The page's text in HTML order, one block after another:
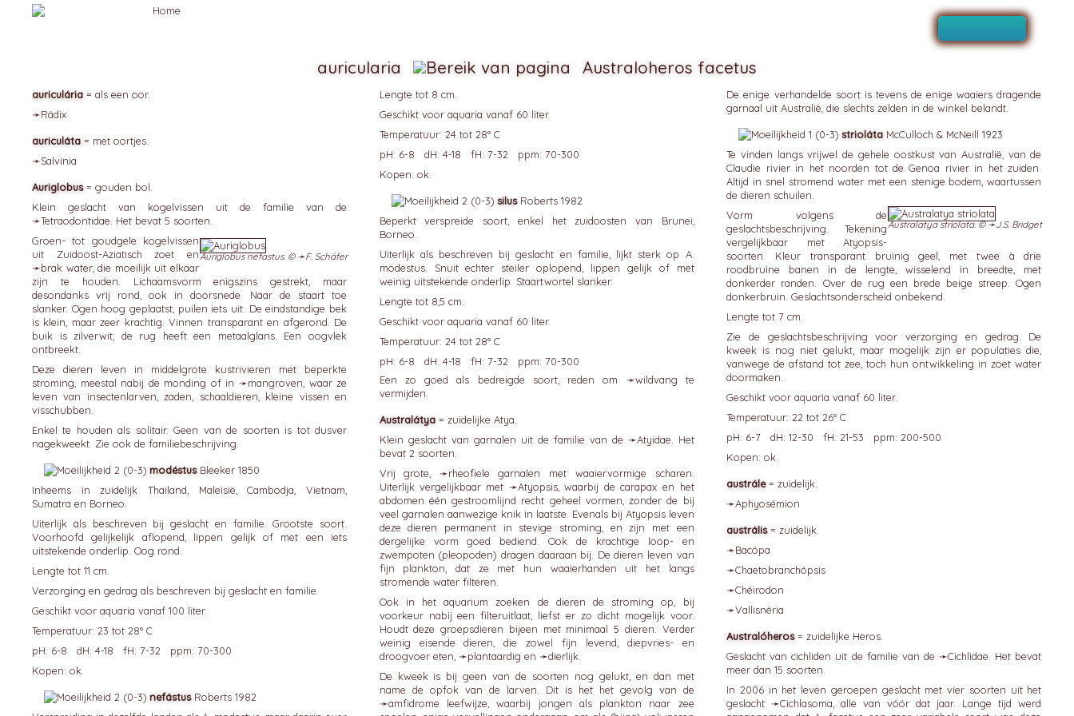
auricularia Australoheros facetus
auriculária = als een oor.
➛Rádix
auriculáta = met oortjes.
➛Salvínia
Auriglobus = gouden bol.
Klein geslacht van kogelvissen uit de familie van de
➛Tetraodontidae . Het bevat 5 soorten.
Auriglobus nefastus. © ➛F. Schäfer
Groen- tot goudgele kogelvissen
uit Zuidoost-Aziatisch zoet en
➛brak water, die moeilijk uit elkaar
zijn te houden. Lichaamsvorm enigszins gestrekt, maar
desondanks vrij rond, ook in doorsnede. Naar de staart toe
slanker. Ogen hoog geplaatst, puilen iets uit. De eindstandige bek
is klein, maar zeer krachtig. Vinnen transparant en afgerond. De
buik is zilverwit, de rug heeft een metaalglans. Een oogvlek
ontbreekt.
Deze dieren leven in middelgrote kustrivieren met beperkte
stroming, meestal nabij de monding of in ➛mangroven , waar ze
leven van insectenlarven, zaden, schaaldieren, kleine vissen en
visschubben.
Enkel te houden als solitair. Geen van de soorten is tot dusver
nagekweekt. Zie ook de familiebeschrijving.
modéstusBleeker 1850
Inheems in zuidelijk Thailand, Maleisië, Cambodja, Vietnam,
Sumatra en Borneo.
Uiterlijk als beschreven bij geslacht en familie. Grootste soort.
Voorhoofd gelijkelijk aflopend, lippen gelijk of met een iets
uitstekende onderlip. Oog rond.
Lengte tot 11 cm.
Verzorging en gedrag als beschreven bij geslacht en familie.
Geschikt voor aquaria vanaf 100 liter.
Temperatuur: 23 tot 28° C
pH: 6-8 dH: 4-18 fH: 7-32 ppm: 70-300
Kopen: ok.
nefástusRoberts 1982
Lengte tot 8 cm.
Geschikt voor aquaria vanaf 60 liter.
Temperatuur: 24 tot 28° C
pH: 6-8 dH: 4-18 fH: 7-32 ppm: 70-300
Kopen: ok.
silusRoberts 1982
Beperkt verspreide soort, enkel het zuidoosten van Brunei,
Borneo.
Uiterlijk als beschreven bij geslacht en familie, lijkt sterk op A.
modestus. Snuit echter steiler oplopend, lippen gelijk of met
weinig uitstekende onderlip. Staartwortel slanker.
Lengte tot 8,5 cm.
Geschikt voor aquaria vanaf 60 liter.
Temperatuur: 24 tot 28° C
pH: 6-8 dH: 4-18 fH: 7-32 ppm: 70-300
Een zo goed als bedreigde soort, reden om ➛wildvang te
vermijden.
Australátya = zuidelijke Atya.
Klein geslacht van garnalen uit de familie van de ➛Atyidae . Het
bevat 2 soorten.
Vrij grote, ➛rheofiele garnalen met waaiervormige scharen.
Uiterlijk vergelijkbaar met ➛Atyopsis, waarbij de carapax en het
abdomen één gestroomlijnd recht geheel vormen, zonder de bij
veel garnalen aanwezige knik in laatste. Evenals bij Atyopsis leven
deze dieren permanent in stevige stroming, en zijn met een
dergelijke vorm goed bediend. Ook de krachtige loop- en
zwempoten (pleopoden) dragen daaraan bij. De dieren leven van
fijn plankton, dat ze met hun waaierhanden uit het langs
stromende water filteren.
Ook in het aquarium zoeken de dieren de stroming op, bij
voorkeur nabij een filteruitlaat, liefst er zo dicht mogelijk voor.
Houdt deze groepsdieren bijeen met minimaal 5 dieren. Verder
weinig eisende dieren, die zowel fijn levend, diepvries- en
droogvoer eten, ➛plantaardig en ➛dierlijk
De kweek is bij geen van de soorten nog gelukt, en dan met
name de opfok van de larven. Dit is het het gevolg van de
➛amfidrome leefwijze, waarbij jongen als plankton naar zee
De enige verhandelde soort is tevens de enige waaiers dragende
garnaal uit Australië, die slechts zelden in de winkel belandt.
strioláta McCulloch & McNeill 1923
Te vinden langs vrijwel de gehele oostkust van Australië, van de
Claudie rivier in het noorden tot de Genoa rivier in het zuiden.
Altijd in snel stromend water met een stenige bodem, waartussen
de dieren schuilen.
Australatya striolata. © ➛J.S. Bridget
Vorm volgens de
geslachtsbeschrijving. Tekening
vergelijkbaar met Atyopsis-
soorten. Kleur transparant bruinig geel, met twee à drie
roodbruine banen in de lengte, wisselend in breedte, met
donkerder randen. Over de rug een brede beige streep. Ogen
donkerbruin. Geslachtsonderscheid onbekend.
Lengte tot 7 cm.
Zie de geslachtsbeschrijving voor verzorging en gedrag. De
kweek is nog niet gelukt, maar mogelijk zijn er populaties die,
vanwege de afstand tot zee, toch hun ontwikkeling in zoet water
doormaken.
Geschikt voor aquaria vanaf 60 liter.
Temperatuur: 22 tot 26° C
pH: 6-7 dH: 12-30 fH: 21-53 ppm: 200-500
Kopen: ok.
austrále = zuidelijk.
➛Aphyosémion
austrális = zuidelijk.
➛Bacópa
➛Chaetobranchópsis
➛Chéirodon
➛Vallisnéria
Australóheros = zuidelijke Heros.
Geslacht van cichliden uit de familie van de ➛Cichlidae . Het bevat
meer dan 15 soorten.
In 2006 in het leven geroepen geslacht met vier soorten uit het
geslacht ➛Cichlasoma , alle van vóór dat jaar. Lange tijd werd